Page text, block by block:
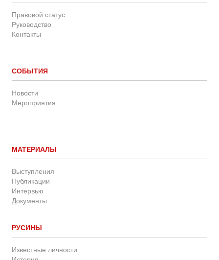
Правовой статус
Руководство
Контакты
СОБЫТИЯ
Новости
Мероприятия
МАТЕРИАЛЫ
Выступления
Публикации
Интервью
Документы
РУСИНЫ
Известные личности